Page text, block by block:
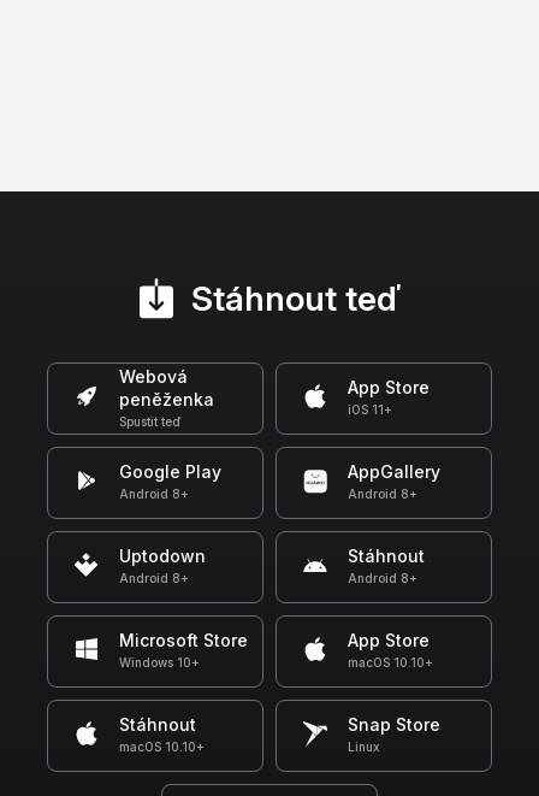
Stáhnout teď
Webová
peněženka
Spustit teď
App Store
iOS 11+
Google Play
Android 8+
AppGallery
Android 8+
Uptodown
Android 8+
Stáhnout
Android 8+
Microsoft Store
Windows 10+
App Store
macOS 10.10+
Stáhnout
macOS 10.10+
Snap Store
Linux